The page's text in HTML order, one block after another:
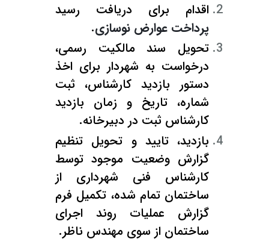
اقدام برای دریافت رسید
پرداخت عوارض نوسازی.
تحویل سند مالکیت رسمی،
درخواست به شهردار برای اخذ
دستور بازدید کارشناس، ثبت
شماره، تاریخ و زمان بازدید
کارشناس ثبت در دبیرخانه.
بازدید، تایید و تحویل تنظیم
گزارش وضعیت موجود توسط
کارشناس فنی شهرداری از
ساختمان تمام شده، تکمیل فرم
گزارش عملیات روند اجرای
ساختمان از سوی مهندس ناظر.